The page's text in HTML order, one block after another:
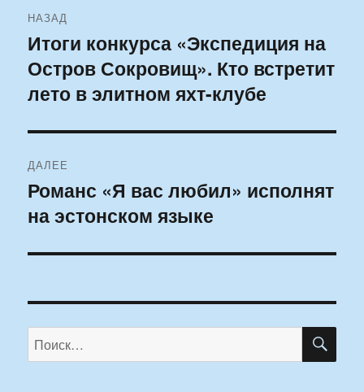
по
записям
НАЗАД
Предыдущая
запись:
Итоги конкурса «Экспедиция на
Остров Сокровищ». Кто встретит
лето в элитном яхт-клубе
ДАЛЕЕ
Следующая
запись:
Романс «Я вас любил» исполнят
на эстонском языке
Искать: